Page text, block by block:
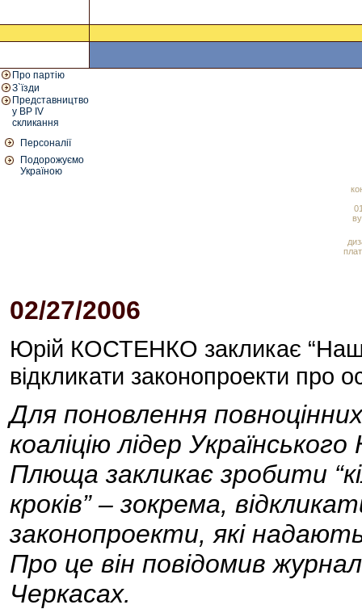
Про партію
З`їзди
Представництво
у ВР IV
скликання
Персоналії
Подорожуємо
Україною
02/27/2006
Юрій КОСТЕНКО закликає
відкликати законопроекти про
Для поновлення
коаліцію лідер
Плюща закликає зробити
кроків” – зокрема,
законопроекти, які надають
Про це він повідомив
Черкасах.